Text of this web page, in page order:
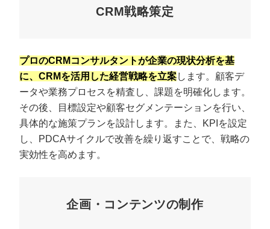
CRM戦略策定
プロのCRMコンサルタントが企業の現状分析を基
に、CRMを活用した経営戦略を立案します。顧客デ
ータや業務プロセスを精査し、課題を明確化します。
その後、目標設定や顧客セグメンテーションを行い、
具体的な施策プランを設計します。また、KPIを設定
し、PDCAサイクルで改善を繰り返すことで、戦略の
実効性を高めます。
企画・コンテンツの制作